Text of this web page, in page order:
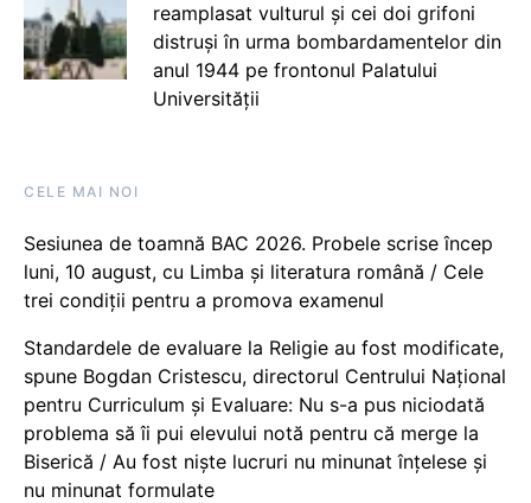
reamplasat vulturul și cei doi grifoni
distruși în urma bombardamentelor din
anul 1944 pe frontonul Palatului
Universității
CELE MAI NOI
Sesiunea de toamnă BAC 2026. Probele scrise încep
luni, 10 august, cu Limba și literatura română / Cele
trei condiții pentru a promova examenul
Standardele de evaluare la Religie au fost modificate,
spune Bogdan Cristescu, directorul Centrului Național
pentru Curriculum și Evaluare: Nu s-a pus niciodată
problema să îi pui elevului notă pentru că merge la
Biserică / Au fost niște lucruri nu minunat înțelese și
nu minunat formulate